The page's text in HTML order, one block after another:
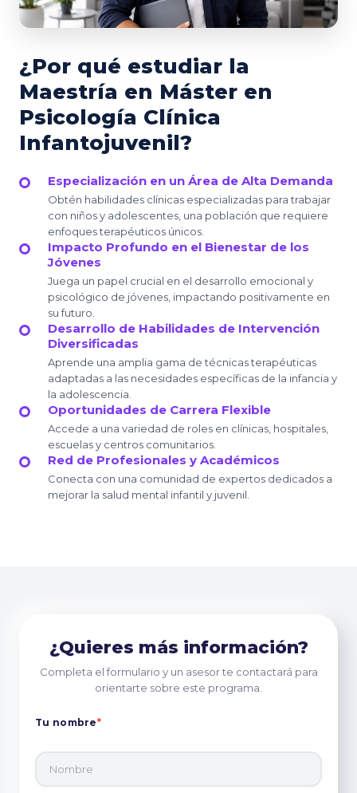
¿Por qué estudiar la
Maestría en Máster en
Psicología Clínica
Infantojuvenil?
Especialización en un Área de Alta Demanda
Obtén habilidades clínicas especializadas para trabajar
con niños y adolescentes, una población que requiere
enfoques terapéuticos únicos.
Impacto Profundo en el Bienestar de los
Jóvenes
Juega un papel crucial en el desarrollo emocional y
psicológico de jóvenes, impactando positivamente en
su futuro.
Desarrollo de Habilidades de Intervención
Diversificadas
Aprende una amplia gama de técnicas terapéuticas
adaptadas a las necesidades específicas de la infancia y
la adolescencia.
Oportunidades de Carrera Flexible
Accede a una variedad de roles en clínicas, hospitales,
escuelas y centros comunitarios.
Red de Profesionales y Académicos
Conecta con una comunidad de expertos dedicados a
mejorar la salud mental infantil y juvenil.
¿Quieres más información?
Completa el formulario y un asesor te contactará para
orientarte sobre este programa.
Tu nombre*